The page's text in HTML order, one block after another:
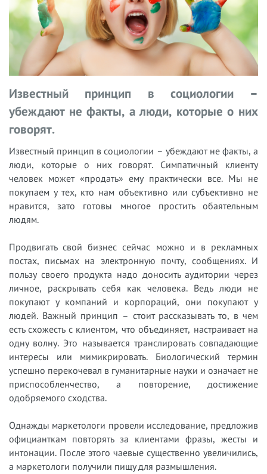
Известный принцип в социологии –
убеждают не факты, а люди, которые о них
говорят.
Известный принцип в социологии – убеждают не факты, а
люди, которые о них говорят. Симпатичный клиенту
человек может «продать» ему практически все. Мы не
покупаем у тех, кто нам объективно или субъективно не
нравится, зато готовы многое простить обаятельным
людям.
Продвигать свой бизнес сейчас можно и в рекламных
постах, письмах на электронную почту, сообщениях. И
пользу своего продукта надо доносить аудитории через
личное, раскрывать себя как человека. Ведь люди не
покупают у компаний и корпораций, они покупают у
людей. Важный принцип – стоит рассказывать то, в чем
есть схожесть с клиентом, что объединяет, настраивает на
одну волну. Это называется транслировать совпадающие
интересы или мимикрировать. Биологический термин
успешно перекочевал в гуманитарные науки и означает не
приспособленчество, а повторение, достижение
одобряемого сходства.
Однажды маркетологи провели исследование, предложив
официанткам повторять за клиентами фразы, жесты и
интонации. После этого чаевые существенно увеличились,
а маркетологи получили пищу для размышления.